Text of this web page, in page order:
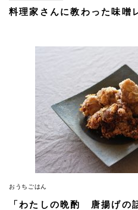
料理家さんに教わった味噌
おうちごはん
「わたしの晩酌 唐揚げの